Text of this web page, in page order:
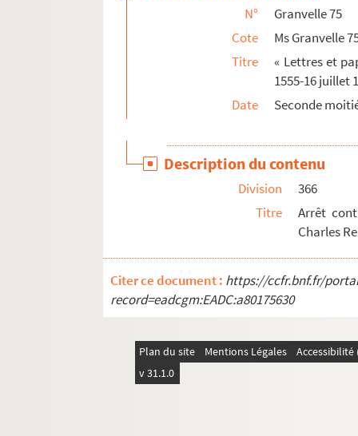
N°
Granvelle 75
Cote
Ms Granvelle
Titre
« Lettres et
1555-16 juillet
Date
Seconde
Description du contenu
Division
366
Titre
Arrêt
Charles
Citer ce document : https://ccfr.bnf.fr/
record=eadcgm:EADC:a80175630
Plan du site Mentions Légales
v 31.1.0